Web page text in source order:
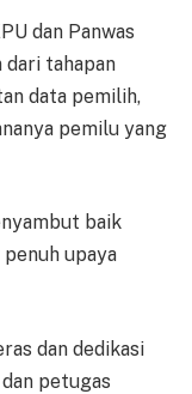
dan Panwas
dari tahapan
data pemilih,
pemilu yang
baik
upaya
dan dedikasi
petugas